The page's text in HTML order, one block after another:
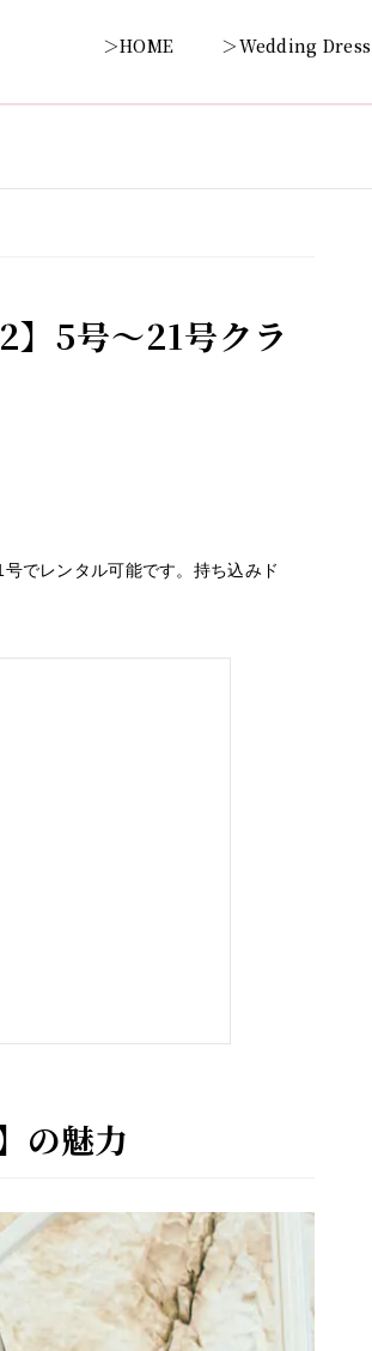
＞HOME ＞Wedding Dress
】5号～21号クラ
でレンタル可能です。持ち込みド
の魅力